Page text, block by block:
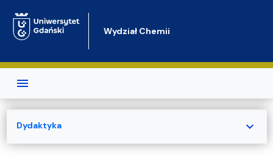
Wydział Chemii
Dydaktyka expand_more